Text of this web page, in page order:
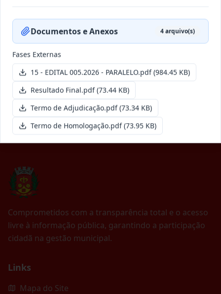
Situação: Publicada Data:27/05/2026 Ver detalhes
Itens por página: 10 Exibindo
Anterior
1 2 … 26 Próximo
Comprometidos com a transparência total e o acesso
livre à informação pública, garantindo a participação
cidadã na gestão municipal.
Links
Mapa do Site
Documentos e Anexos 4arquivo(s)
Fases Externas
15 - EDITAL 005.2026 - PARALELO.pdf(984.45 KB)
Resultado Final.pdf(73.44 KB)
Termo de Adjudicação.pdf(73.34 KB)
Termo de Homologação.pdf(73.95 KB)